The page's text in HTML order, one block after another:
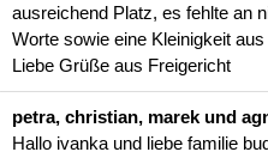
ausreichend Platz, es fehlte an
Worte sowie eine Kleinigkeit
Liebe Grüße aus Freigericht
petra, christian, marek und
Hallo ivanka und liebe familie